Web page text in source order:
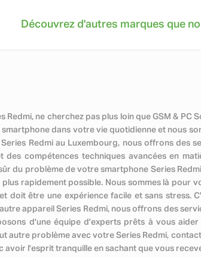
Découvrez d'autres marques que
ne cherchez pas plus loin que GSM &
dans votre vie quotidienne et nous
Redmi au Luxembourg, nous offrons
compétences techniques avancées en
du problème de votre smartphone Series
rapidement possible. Nous sommes là pour
doit être une expérience facile et sans stress.
appareil Series Redmi, nous offrons des
d'une équipe d'experts prêts à vous
autre problème avec votre Series Redmi,
l'esprit tranquille en sachant que vous